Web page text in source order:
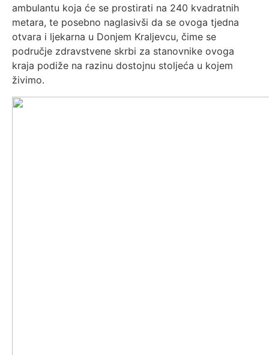
ambulantu koja će se prostirati na 240 kvadratnih
metara, te posebno naglasivši da se ovoga tjedna
otvara i ljekarna u Donjem Kraljevcu, čime se
područje zdravstvene skrbi za stanovnike ovoga
kraja podiže na razinu dostojnu stoljeća u kojem
živimo.